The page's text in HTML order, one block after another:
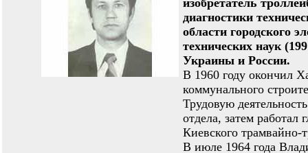
изобретатель
диагностики
области городского
технических наук
Украины и России.
В 1960 году окончил
коммунального
Трудовую
отдела, затем
Киевского трамвайно-
В июле 1964 года